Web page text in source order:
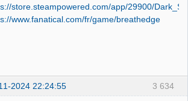
store.steampowered.com/app/29900/
www.fanatical.com/fr/game/breathedge
3 634
2024 22:24:55